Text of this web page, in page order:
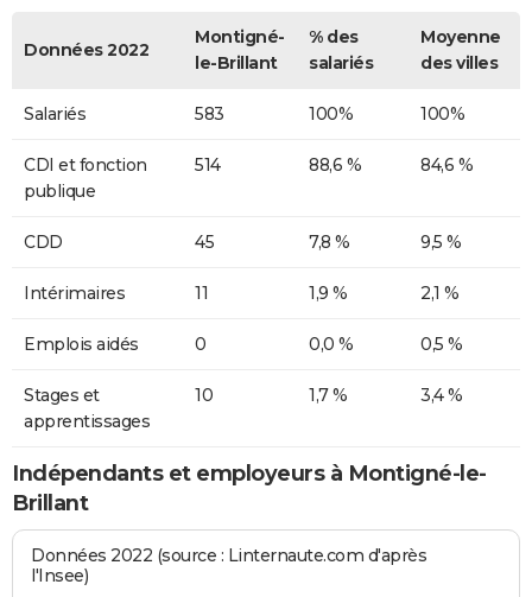
Données 2022
Montigné-
le-Brillant
% des
salariés
Moyenne
des villes
Salariés 583 100% 100%
CDI et fonction
publique
514 88,6 % 84,6 %
CDD 45 7,8 % 9,5 %
Intérimaires 11 1,9 % 2,1 %
Emplois aidés 0 0,0 % 0,5 %
Stages et
apprentissages
10 1,7 % 3,4 %
Indépendants et employeurs à Montigné-le-
Brillant
Données 2022 (source : Linternaute.com d'après
l'Insee)